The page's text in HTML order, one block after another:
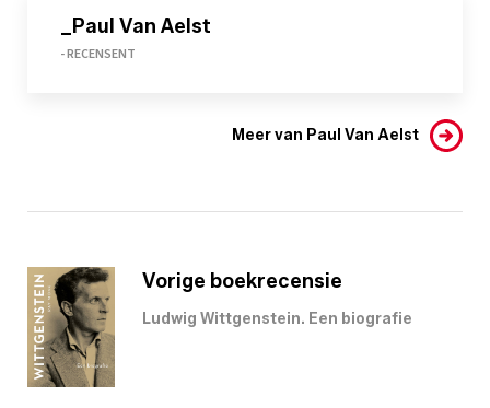
_Paul Van Aelst
- RECENSENT
Meer van Paul Van Aelst
Vorige boekrecensie
Ludwig Wittgenstein. Een biografie